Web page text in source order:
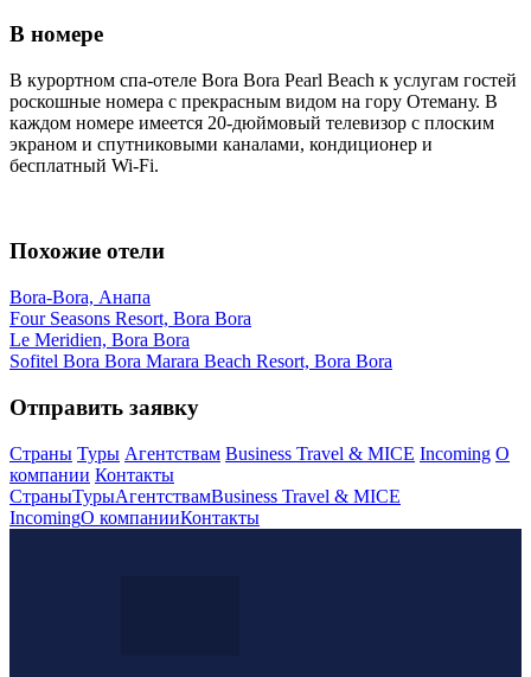
В номере
В курортном спа-отеле Bora Bora Pearl Beach к услугам гостей
роскошные номера с прекрасным видом на гору Отеману. В
каждом номере имеется 20-дюймовый телевизор с плоским
экраном и спутниковыми каналами, кондиционер и
бесплатный Wi-Fi.
Похожие отели
Bora-Bora, Анапа
Four Seasons Resort, Bora Bora
Le Meridien, Bora Bora
Sofitel Bora Bora Marara Beach Resort, Bora Bora
Отправить заявку
Страны Туры Агентствам Business Travel & MICE Incoming О
компании Контакты
СтраныТурыАгентствамBusiness Travel & MICE
IncomingО компанииКонтакты